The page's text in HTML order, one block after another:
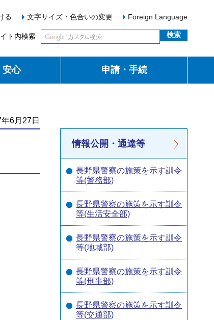
る 文字サイズ・色合いの変更 Foreign Language
ト内検索
安心 申請・手続
6月27日
情報公開・通達等
長野県警察の施策を示す訓令
等(警務部)
長野県警察の施策を示す訓令
等(生活安全部)
長野県警察の施策を示す訓令
等(地域部)
長野県警察の施策を示す訓令
等(刑事部)
長野県警察の施策を示す訓令
等(交通部)